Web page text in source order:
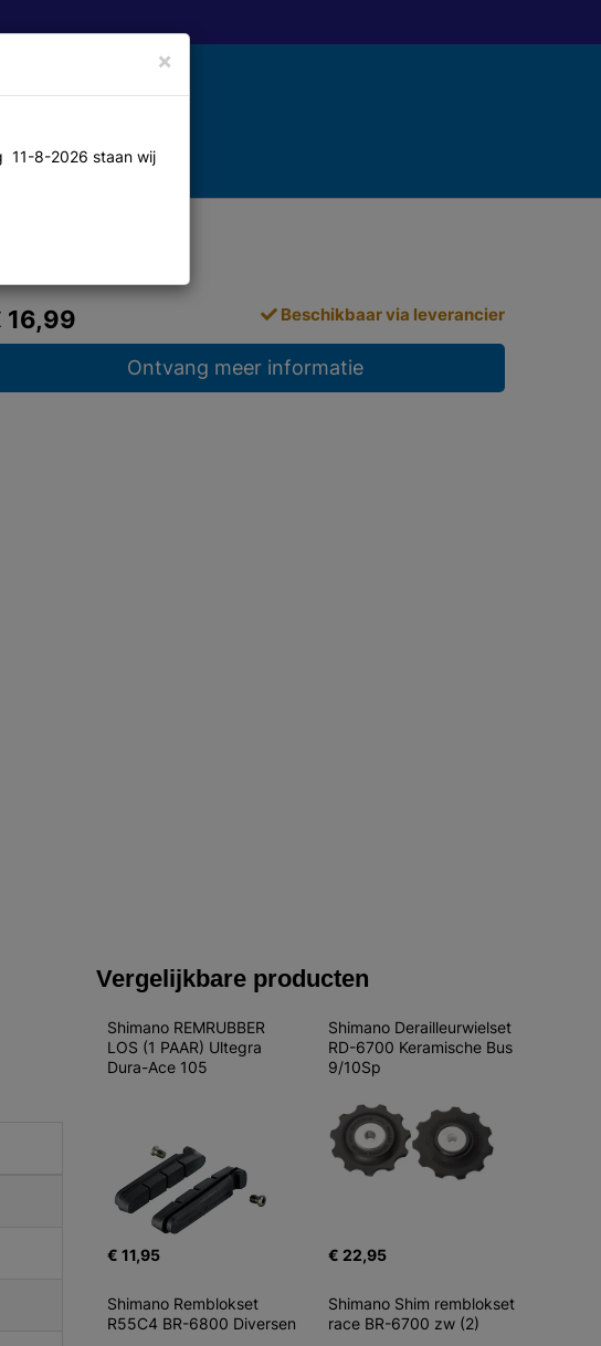
16,99 Beschikbaar via leverancier
Ontvang meer informatie
Vergelijkbare producten
Shimano REMRUBBER
LOS (1 PAAR) Ultegra
Dura-Ace 105
€ 11,95
Shimano Derailleurwielset
RD-6700 Keramische Bus
9/10Sp
€ 22,95
Shimano Remblokset
R55C4 BR-6800 Diversen
Shimano Shim remblokset
race BR-6700 zw (2)
×
11-8-2026 staan wij